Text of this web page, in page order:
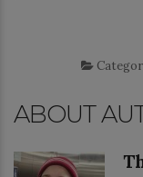
ABOUT